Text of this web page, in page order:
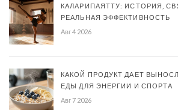
КАЛАРИПАЯТТУ: ИСТОРИЯ,
РЕАЛЬНАЯ ЭФФЕКТИВНОСТЬ
Авг 4 2026
КАКОЙ ПРОДУКТ ДАЕТ
ЕДЫ ДЛЯ ЭНЕРГИИ И СПОРТА
Авг 7 2026